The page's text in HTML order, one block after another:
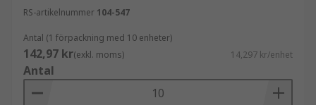
RS-artikelnummer 104-547
Antal (1 förpackning med 10 enheter)
142,97 kr(exkl. moms) 14,297 kr/enhet
Antal